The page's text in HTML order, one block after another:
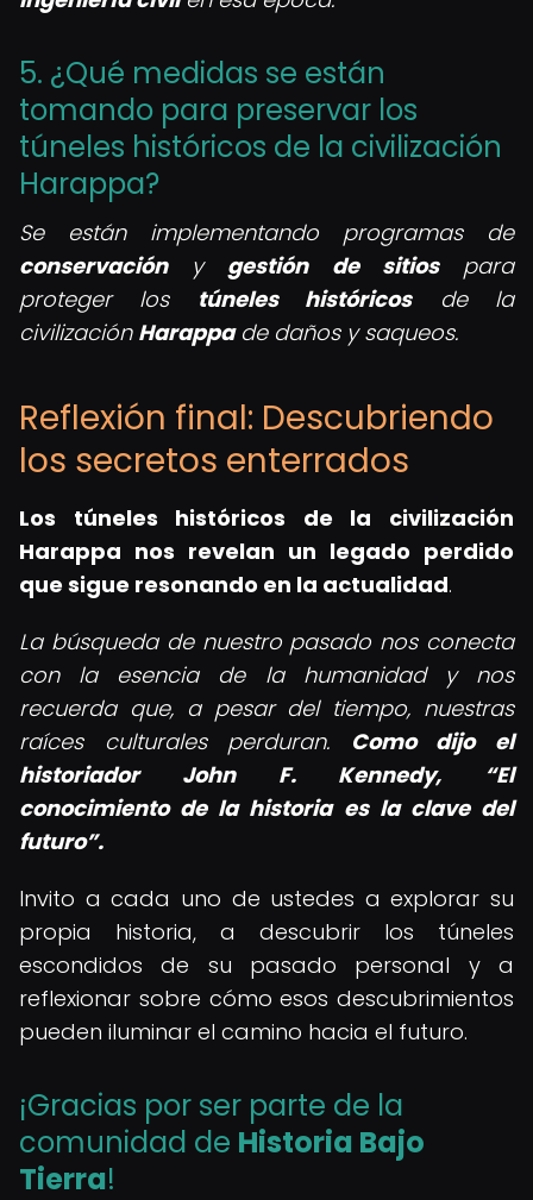
5. ¿Qué medidas se están
tomando para preservar los
túneles históricos de la civilización
Harappa?
Se están implementando programas de
conservacióny gestión de sitiospara
proteger los túneles históricosde la
civilización Harappade daños y saqueos.
Reflexión final: Descubriendo
los secretos enterrados
Los túneles históricos de la civilización
Harappa nos revelan un legado perdido
que sigue resonando en la actualidad.
La búsqueda de nuestro pasado nos conecta
con la esencia de la humanidad y nos
recuerda que, a pesar del tiempo, nuestras
raíces culturales perduran. Como dijo el
historiador John F. Kennedy,
El
conocimiento de la historia es la clave del
futuro .
Invito a cada uno de ustedes a explorar su
propia historia, a descubrir los túneles
escondidos de su pasado personal y a
reflexionar sobre cómo esos descubrimientos
pueden iluminar el camino hacia el futuro.
¡Gracias por ser parte de la
comunidad de Historia Bajo
Tierra!